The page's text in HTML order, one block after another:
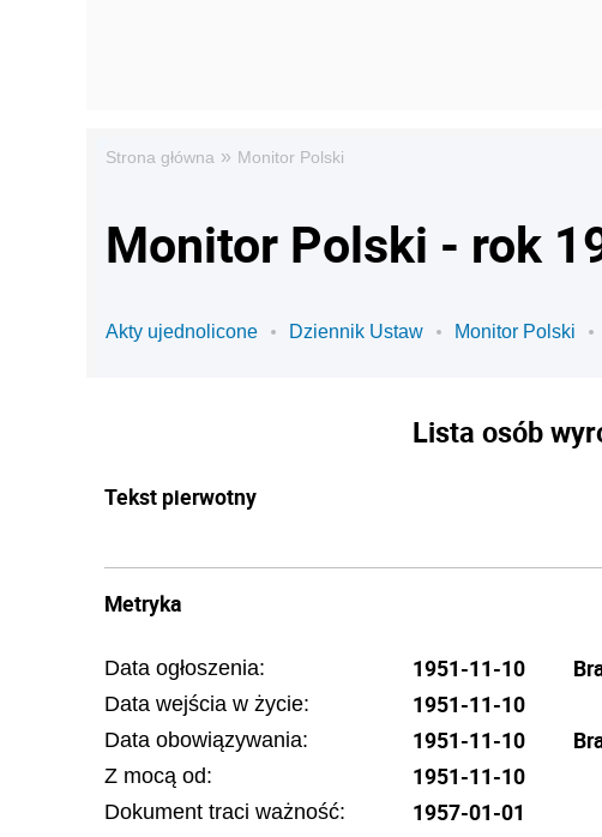
Strona główna » Monitor Polski
Monitor Polski - rok
Akty ujednolicone Dziennik Ustaw Monitor Polski
Lista osób
Tekst pierwotny
Metryka
Data ogłoszenia: 1951-11-10
Data wejścia w życie: 1951-11-10
Data obowiązywania: 1951-11-10
Z mocą od: 1951-11-10
Dokument traci ważność: 1957-01-01